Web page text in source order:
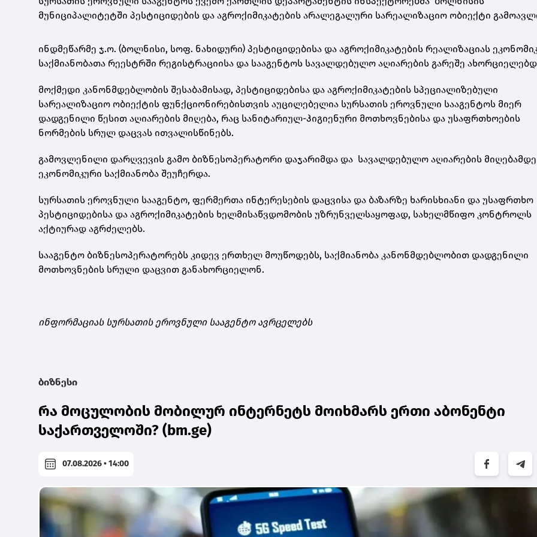
მუნიციპალიტეტში პესტიციდების და აგროქიმიკატების არალეგალური სარეალიზაციო ობიექტი
ინდმეწარმე ჯ.ო. (ბოლნისი, სოფ. ნახიდური) პესტიციდებისა და აგროქიმიკატების რეალიზაციას
საქმიანობათა რეესტრში რეგისტრაციისა და სააგენტოს სავალდებულო აღიარების გარეშე
მოქმედი კანონმდებლობის შესაბამისად, პესტიციდებისა და აგროქიმიკატების სპეციალიზებული
სარეალიზაციო ობიექტის ფუნქციონირებისთვის აუცილებელია სურსათის ეროვნული სააგენტოს მიერ
დადგენილი წესით აღიარების მიღება, რაც სანიტარიულ-ჰიგიენური მოთხოვნებისა და უსაფრთხოების
ნორმების სრულ დაცვას ითვალისწინებს.
გამოვლენილი დარღვევის გამო ბიზნესოპერატორი დაჯარიმდა და სავალდებულო აღიარების მიღებამდე
ეკონომიკური საქმიანობა შეუჩერდა.
სურსათის ეროვნული სააგენტო, ფერმერთა ინტერესების დაცვისა და ბაზარზე ხარისხიანი და უსაფრთხო
პესტიციდებისა და აგროქიმიკატების ხელმისაწვდომობის უზრუნველსაყოფად, სახელმწიფო კონტროლს
აქტიურად აგრძელებს.
სააგენტო ბიზნესოპერატორებს კიდევ ერთხელ მოუწოდებს, საქმიანობა კანონმდებლობით დადგენილი
მოთხოვნების სრული დაცვით განახორციელონ.
ინფორმაციას სურსათის ეროვნული სააგენტო ავრცელებს
ბიზნესი
რა მოცულობის მობილურ ინტერნეტს მოიხმარს ერთი აბონენტი
საქართველოში? (bm.ge)
07.08.2026 • 14:00